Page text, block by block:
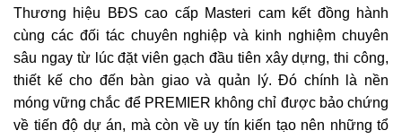
Thương hiệu BĐS cao cấp Masteri cam kết đồng hành
cùng các đối tác chuyên nghiệp và kinh nghiệm chuyên
sâu ngay từ lúc đặt viên gạch đầu tiên xây dựng, thi công,
thiết kế cho đến bàn giao và quản lý. Đó chính là nền
móng vững chắc để PREMIER không chỉ được bảo chứng
về tiến độ dự án, mà còn về uy tín kiến tạo nên những tổ